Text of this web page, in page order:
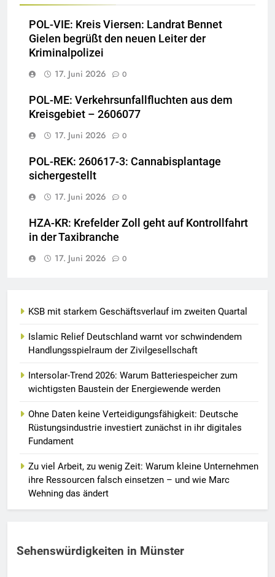
POL-VIE: Kreis Viersen: Landrat Bennet
Gielen begrüßt den neuen Leiter der
Kriminalpolizei
17. Juni 2026
0
POL-ME: Verkehrsunfallfluchten aus dem
Kreisgebiet – 2606077
17. Juni 2026
0
POL-REK: 260617-3: Cannabisplantage
sichergestellt
17. Juni 2026
0
HZA-KR: Krefelder Zoll geht auf Kontrollfahrt
in der Taxibranche
17. Juni 2026
0
KSB mit starkem Geschäftsverlauf im zweiten Quartal
Islamic Relief Deutschland warnt vor schwindendem
Handlungsspielraum der Zivilgesellschaft
Intersolar-Trend 2026: Warum Batteriespeicher zum
wichtigsten Baustein der Energiewende werden
Ohne Daten keine Verteidigungsfähigkeit: Deutsche
Rüstungsindustrie investiert zunächst in ihr digitales
Fundament
Zu viel Arbeit, zu wenig Zeit: Warum kleine Unternehmen
ihre Ressourcen falsch einsetzen – und wie Marc
Wehning das ändert
Sehenswürdigkeiten in Münster